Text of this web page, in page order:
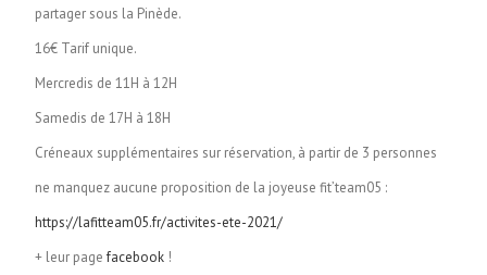
partager sous la Pinède.
16€ Tarif unique.
Mercredis de 11H à 12H
Samedis de 17H à 18H
Créneaux supplémentaires sur réservation, à partir de 3 personnes
ne manquez aucune proposition de la joyeuse fit’team05 :
https://lafitteam05.fr/activites-ete-2021/
+ leur pagefacebook !